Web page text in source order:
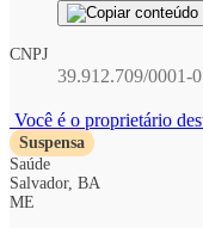
CNPJ
39.912.709/0001-
Você é o proprietário
Suspensa
Saúde
Salvador, BA
ME